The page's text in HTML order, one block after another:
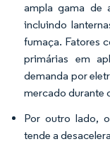
ampla gama de
incluindo
fumaça. Fatores
primárias em
demanda por
mercado durante
Por outro lado,
tende a